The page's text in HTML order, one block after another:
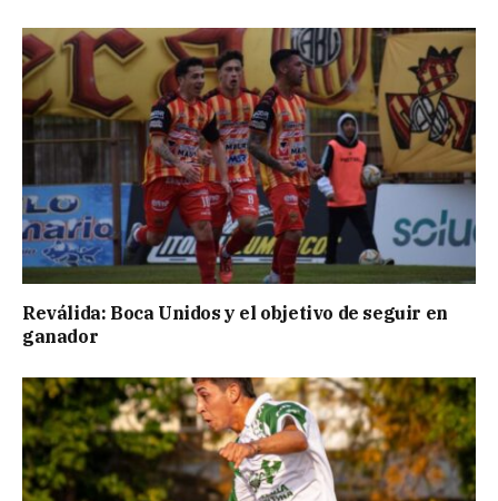
Reválida: Boca Unidos y el objetivo de seguir en
ganador